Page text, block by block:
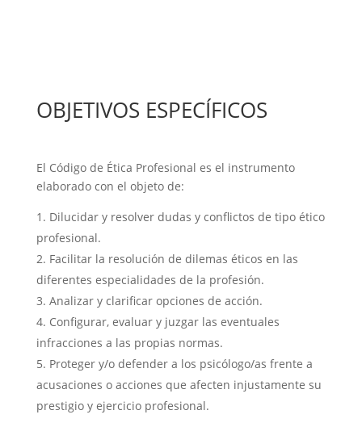
OBJETIVOS ESPECÍFICOS
El Código de Ética Profesional es el instrumento
elaborado con el objeto de:
Dilucidar y resolver dudas y conflictos de tipo ético
profesional.
Facilitar la resolución de dilemas éticos en las
diferentes especialidades de la profesión.
Analizar y clarificar opciones de acción.
Configurar, evaluar y juzgar las eventuales
infracciones a las propias normas.
Proteger y/o defender a los psicólogo/as frente a
acusaciones o acciones que afecten injustamente su
prestigio y ejercicio profesional.